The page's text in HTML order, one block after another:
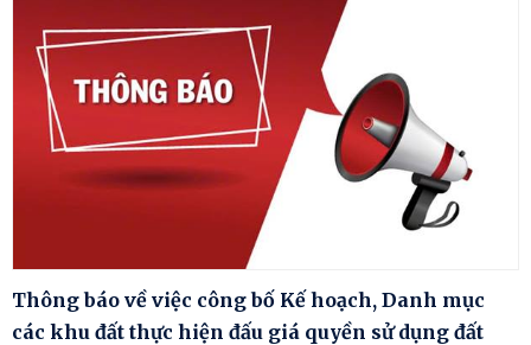
Thông báo về việc công bố Kế hoạch, Danh mục
các khu đất thực hiện đấu giá quyền sử dụng đất